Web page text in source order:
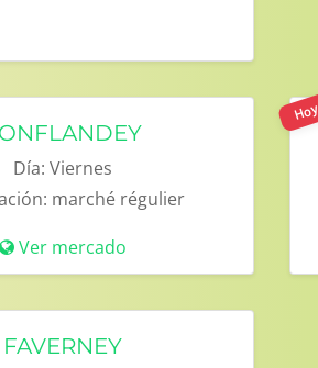
Día: Viernes
marché régulier
Ver mercado
Hoy
FAVERNEY